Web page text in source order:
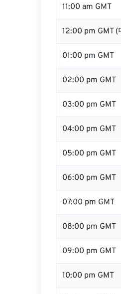
11:00 am GMT
12:00 pm GMT (
01:00 pm GMT
02:00 pm GMT
03:00 pm GMT
04:00 pm GMT
05:00 pm GMT
06:00 pm GMT
07:00 pm GMT
08:00 pm GMT
09:00 pm GMT
10:00 pm GMT